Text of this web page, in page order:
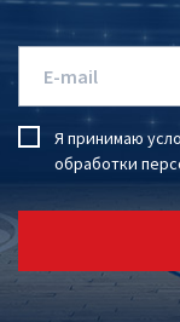
Я принимаю
обработки